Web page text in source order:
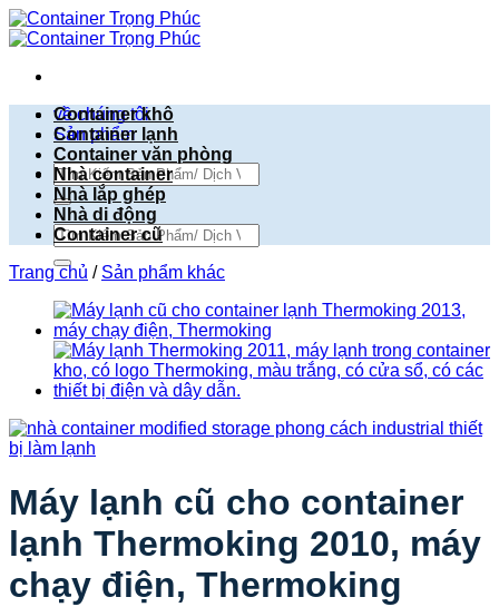
Bỏ
qua
dung
về chúng tôi
Sản phẩm
Tìm
kiếm:
Tìm
kiếm:
Container khô
Container lạnh
Container văn phòng
Nhà container
Nhà lắp ghép
Nhà di động
Container cũ
Trang chủ / Sản phẩm khác
Máy lạnh cũ cho container
lạnh Thermoking 2010, máy
chạy điện, Thermoking